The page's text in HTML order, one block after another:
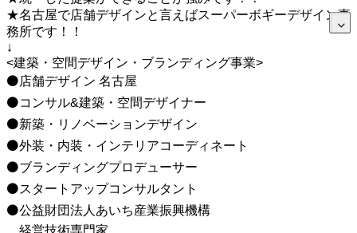
★名古屋で店舗デザインと言えばスーパーボギーデザイン事
務所です！！
↓
<建築・空間デザイン・ブランディング事業>
⚫店舗デザイン 名古屋
⚫コンサル&建築・空間デザイナー
⚫新築・リノベーションデザイン
⚫外装・内装・インテリアコーディネート
⚫ブランディングプロデューサー
⚫スタートアップコンサルタント
⚫公益財団法人あいち産業振興機構
経営技術専門家